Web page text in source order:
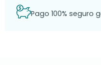
Pago 100% seguro